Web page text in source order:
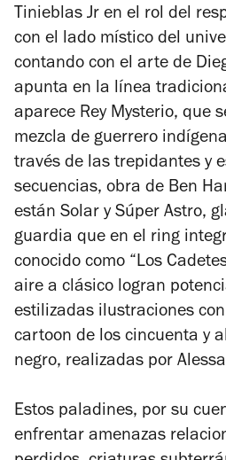
Tinieblas Jr en el rol del
con el lado místico del
contando con el arte de
apunta en la línea
aparece Rey Mysterio, que
mezcla de guerrero
través de las trepidantes y
secuencias, obra de Ben
están Solar y Súper Astro,
guardia que en el ring
conocido como “Los
aire a clásico logran
estilizadas ilustraciones
cartoon de los cincuenta y
negro, realizadas por
Estos paladines, por su
enfrentar amenazas